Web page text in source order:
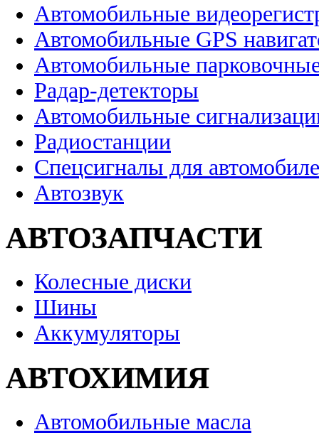
Автомобильные
Автомобильные GPS
Автомобильные
Радар-детекторы
Автомобильные
Радиостанции
Спецсигналы для
Автозвук
АВТОЗАПЧАСТИ
Колесные диски
Шины
Аккумуляторы
АВТОХИМИЯ
Автомобильные масла